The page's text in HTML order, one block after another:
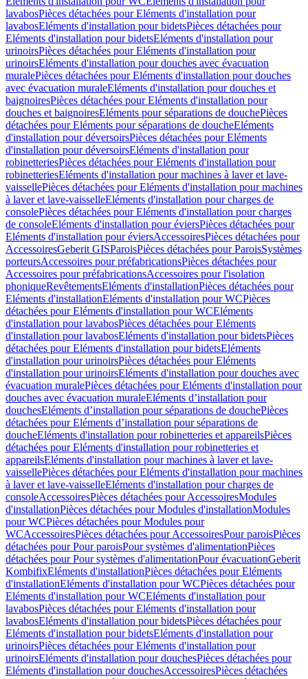
lavabosPièces détachées pour Eléments d'installation pour
lavabosEléments d'installation pour bidetsPièces détachées pour
Eléments d'installation pour bidetsEléments d'installation pour
urinoirsPièces détachées pour Eléments d'installation pour
urinoirsEléments d'installation pour douches avec évacuation
muralePièces détachées pour Eléments d'installation pour douches
avec évacuation muraleEléments d'installation pour douches et
baignoiresPièces détachées pour Eléments d'installation pour
douches et baignoiresEléments pour séparations de douchePièces
détachées pour Eléments pour séparations de doucheEléments
d'installation pour déversoirsPièces détachées pour Eléments
d'installation pour déversoirsEléments d'installation pour
robinetteriesPièces détachées pour Eléments d'installation pour
robinetteriesEléments d'installation pour machines à laver et lave-
vaissellePièces détachées pour Eléments d'installation pour machines
à laver et lave-vaisselleEléments d'installation pour charges de
consolePièces détachées pour Eléments d'installation pour charges
de consoleEléments d'installation pour éviersPièces détachées pour
Eléments d'installation pour éviersAccessoiresPièces détachées pour
AccessoiresGeberit GISParoisPièces détachées pour ParoisSystèmes
porteursAccessoires pour préfabricationsPièces détachées pour
Accessoires pour préfabricationsAccessoires pour l'isolation
phoniqueRevêtementsEléments d'installationPièces détachées pour
Eléments d'installationEléments d'installation pour WCPièces
détachées pour Eléments d'installation pour WCEléments
d'installation pour lavabosPièces détachées pour Eléments
d'installation pour lavabosEléments d'installation pour bidetsPièces
détachées pour Eléments d'installation pour bidetsEléments
d'installation pour urinoirsPièces détachées pour Eléments
d'installation pour urinoirsEléments d'installation pour douches avec
évacuation muralePièces détachées pour Eléments d'installation pour
douches avec évacuation muraleEléments d’installation pour
douchesEléments d’installation pour séparations de douchePièces
détachées pour Eléments d’installation pour séparations de
doucheEléments d'installation pour robinetteries et appareilsPièces
détachées pour Eléments d'installation pour robinetteries et
appareilsEléments d'installation pour machines à laver et lave-
vaissellePièces détachées pour Eléments d'installation pour machines
à laver et lave-vaisselleEléments d'installation pour charges de
consoleAccessoiresPièces détachées pour AccessoiresModules
d'installationPièces détachées pour Modules d'installationModules
pour WCPièces détachées pour Modules pour
WCAccessoiresPièces détachées pour AccessoiresPour paroisPièces
détachées pour Pour paroisPour systèmes d'alimentationPièces
détachées pour Pour systèmes d'alimentationPour évacuationGeberit
KombifixEléments d'installationPièces détachées pour Eléments
d'installationEléments d'installation pour WCPièces détachées pour
Eléments d'installation pour WCEléments d'installation pour
lavabosPièces détachées pour Eléments d'installation pour
lavabosEléments d'installation pour bidetsPièces détachées pour
Eléments d'installation pour bidetsEléments d'installation pour
urinoirsPièces détachées pour Eléments d'installation pour
urinoirsEléments d'installation pour douchesPièces détachées pour
Eléments d'installation pour douchesAccessoiresPièces détachées